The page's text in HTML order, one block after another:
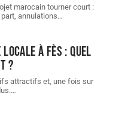
marocain tourner court :
annulations…
locale à Fès : quel
?
attractifs et, une fois sur
…